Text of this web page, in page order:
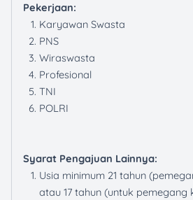
Pekerjaan:
Karyawan Swasta
PNS
Wiraswasta
Profesional
TNI
POLRI
Syarat Pengajuan Lainnya:
Usia minimum 21 tahun
atau 17 tahun (untuk